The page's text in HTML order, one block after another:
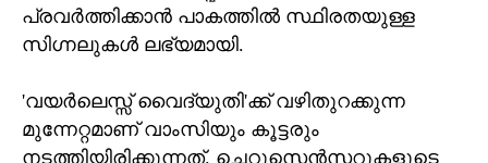
പ്രവര്‍ത്തിക്കാന്‍ പാകത്തില്‍ സ്ഥിരതയുള്ള
സിഗ്നലുകള്‍ ലഭ്യമായി.
'വയര്‍ലെസ്സ് വൈദ്യുതി'ക്ക് വഴിതുറക്കുന്ന
മുന്നേറ്റമാണ് വാംസിയും കൂട്ടരും
നടത്തിയിരിക്കുന്നത്. ചെറുസെന്‍സറുകളുടെ